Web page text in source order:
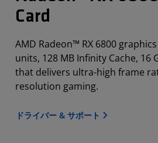
Card
AMD Radeon™ RX 6800
units, 128 MB Infinity Cache, 16
that delivers ultra-high frame
resolution gaming.
ドライバー & サポート